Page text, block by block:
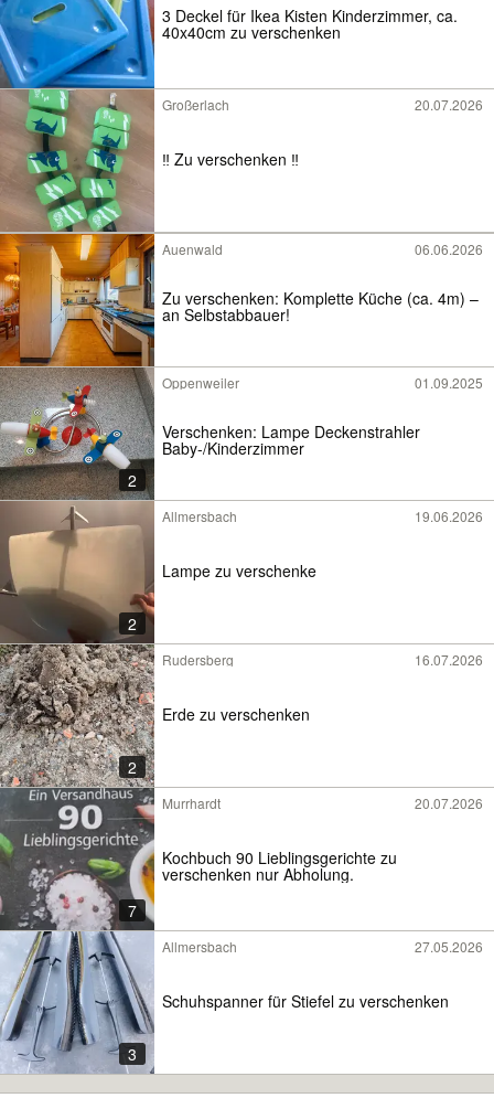
3 Deckel für Ikea Kisten Kinderzimmer, ca.
40x40cm zu verschenken
Großerlach 20.07.2026
‼️ Zu verschenken ‼️
Auenwald 06.06.2026
Zu verschenken: Komplette Küche (ca. 4m) –
an Selbstabbauer!
2
Oppenweiler 01.09.2025
Verschenken: Lampe Deckenstrahler
Baby-/Kinderzimmer
2
Allmersbach 19.06.2026
Lampe zu verschenke
2
Rudersberg 16.07.2026
Erde zu verschenken
7
Murrhardt 20.07.2026
Kochbuch 90 Lieblingsgerichte zu
verschenken nur Abholung.
3
Allmersbach 27.05.2026
Schuhspanner für Stiefel zu verschenken